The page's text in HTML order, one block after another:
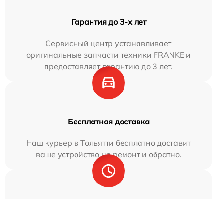
Гарантия до 3-х лет
Сервисный центр устанавливает
оригинальные запчасти техники FRANKE и
предоставляет гарантию до 3 лет.
Бесплатная доставка
Наш курьер в Тольятти бесплатно доставит
ваше устройство на ремонт и обратно.